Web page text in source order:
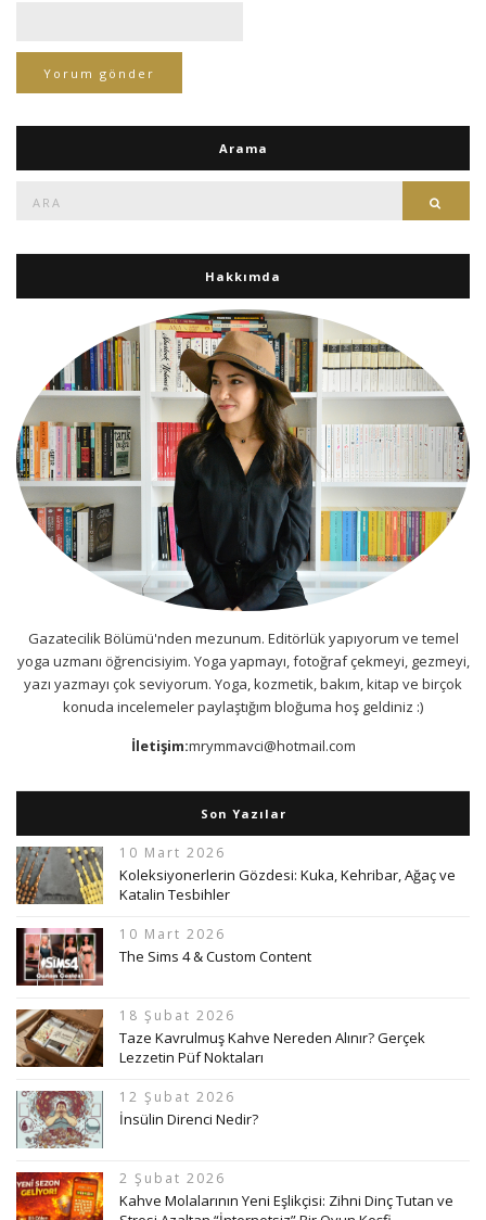
Arama
Hakkımda
Gazatecilik Bölümü'nden mezunum. Editörlük yapıyorum ve temel
yoga uzmanı öğrencisiyim. Yoga yapmayı, fotoğraf çekmeyi, gezmeyi,
yazı yazmayı çok seviyorum. Yoga, kozmetik, bakım, kitap ve birçok
konuda incelemeler paylaştığım bloğuma hoş geldiniz :)
İletişim:mrymmavci@hotmail.com
Son Yazılar
10 Mart 2026
Koleksiyonerlerin Gözdesi: Kuka, Kehribar, Ağaç ve
Katalin Tesbihler
10 Mart 2026
The Sims 4 & Custom Content
18 Şubat 2026
Taze Kavrulmuş Kahve Nereden Alınır? Gerçek
Lezzetin Püf Noktaları
12 Şubat 2026
İnsülin Direnci Nedir?
2 Şubat 2026
Kahve Molalarının Yeni Eşlikçisi: Zihni Dinç Tutan ve